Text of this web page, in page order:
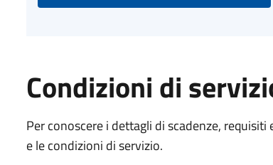
Condizioni di
Per conoscere i dettagli di scadenze,
e le condizioni di servizio.